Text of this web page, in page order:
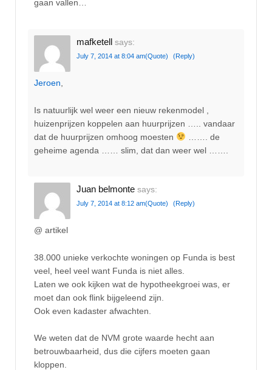
gaan vallen…
mafketell says:
July 7, 2014 at 8:04 am(Quote) (Reply)
Jeroen,
Is natuurlijk wel weer een nieuw rekenmodel ,
huizenprijzen koppelen aan huurprijzen ….. vandaar
dat de huurprijzen omhoog moesten
……. de
geheime agenda …… slim, dat dan weer wel …….
Juan belmonte says:
July 7, 2014 at 8:12 am(Quote) (Reply)
@ artikel
38.000 unieke verkochte woningen op Funda is best
veel, heel veel want Funda is niet alles.
Laten we ook kijken wat de hypotheekgroei was, er
moet dan ook flink bijgeleend zijn.
Ook even kadaster afwachten.
We weten dat de NVM grote waarde hecht aan
betrouwbaarheid, dus die cijfers moeten gaan
kloppen.